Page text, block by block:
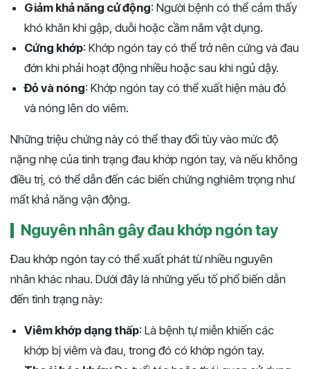
Giảm khả năng cử động: Người bệnh có thể cảm thấy
khó khăn khi gập, duỗi hoặc cầm nắm vật dụng.
Cứng khớp: Khớp ngón tay có thể trở nên cứng và đau
đớn khi phải hoạt động nhiều hoặc sau khi ngủ dậy.
Đỏ và nóng: Khớp ngón tay có thể xuất hiện màu đỏ
và nóng lên do viêm.
Những triệu chứng này có thể thay đổi tùy vào mức độ
nặng nhẹ của tình trạng đau khớp ngón tay, và nếu không
điều trị, có thể dẫn đến các biến chứng nghiêm trọng như
mất khả năng vận động.
Nguyên nhân gây đau khớp ngón tay
Đau khớp ngón tay có thể xuất phát từ nhiều nguyên
nhân khác nhau. Dưới đây là những yếu tố phổ biến dẫn
đến tình trạng này:
Viêm khớp dạng thấp: Là bệnh tự miễn khiến các
khớp bị viêm và đau, trong đó có khớp ngón tay.